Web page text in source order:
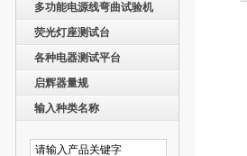
多功能电源线弯曲试验机
荧光灯座测试台
各种电器测试平台
启辉器量规
输入种类名称